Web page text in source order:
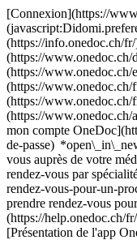
[Connexion](https://
(https://info.onedoc.ch/
(https://www.onedoc.ch/
(https://www.onedoc.ch/
(https://www.onedoc.ch/
(https://www.onedoc.ch/
(https://www.onedoc.ch/
mon compte
de-passe)
vous auprès de votre
rendez-vous par
rendez-vous-pour-un-
prendre rendez-vous
(https://help.onedoc.ch/
[Présentation de l'app